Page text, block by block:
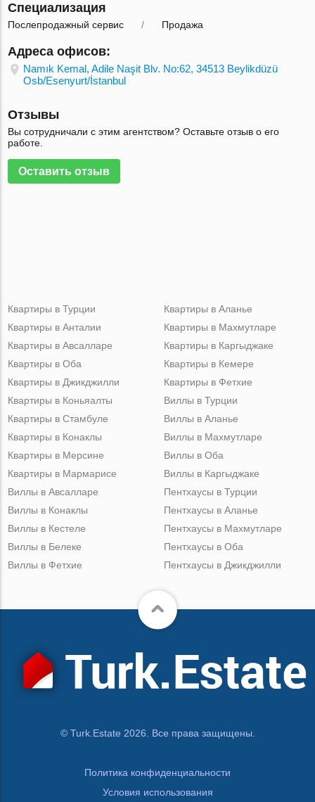
Специализация
Послепродажный сервис Продажа
Адреса офисов:
Namık Kemal, Adile Naşit Blv. No:62, 34513 Beylikdüzü
Osb/Esenyurt/İstanbul
Отзывы
Вы сотрудничали с этим агентством? Оставьте отзыв о его
работе.
Оставить отзыв
Квартиры в Турции
Квартиры в Анталии
Квартиры в Авсалларе
Квартиры в Оба
Квартиры в Джикджилли
Квартиры в Аланье
Квартиры в Махмутларе
Квартиры в Каргыджаке
Квартиры в Кемере
Квартиры в Фетхие
Квартиры в Коньяалты
Квартиры в Стамбуле
Квартиры в Конаклы
Квартиры в Мерсине
Квартиры в Мармарисе
Виллы в Турции
Виллы в Аланье
Виллы в Махмутларе
Виллы в Оба
Виллы в Каргыджаке
Виллы в Авсалларе
Виллы в Конаклы
Виллы в Кестеле
Виллы в Белеке
Виллы в Фетхие
Пентхаусы в Турции
Пентхаусы в Аланье
Пентхаусы в Махмутларе
Пентхаусы в Оба
Пентхаусы в Джикджилли
© Turk.Estate 2026. Все права защищены.
Политика конфиденциальности
Условия использования